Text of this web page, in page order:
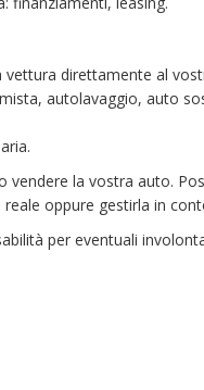
vettura direttamente al
autolavaggio, auto
vendere la vostra auto.
oppure gestirla in
per eventuali